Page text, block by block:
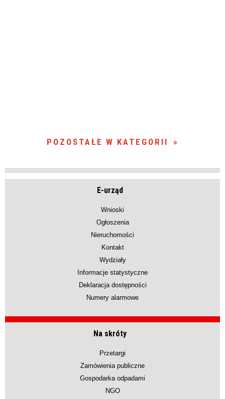
POZOSTAŁE W KATEGORII
E-urząd
Wnioski
Ogłoszenia
Nieruchomości
Kontakt
Wydziały
Informacje statystyczne
Deklaracja dostępności
Numery alarmowe
Na skróty
Przetargi
Zamówienia publiczne
Gospodarka odpadami
NGO